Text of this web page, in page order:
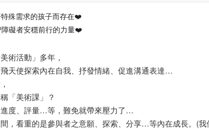
殊需求的孩子而存在❤️
礙者安穩前行的力量❤️
術活動」多年，
天使探索內在自我、抒發情緒、促進溝通表達…
「美術課」？
度、評量…等，難免就帶來壓力了…
間，看重的是參與者之意願、探索、分享…等內在成長。(